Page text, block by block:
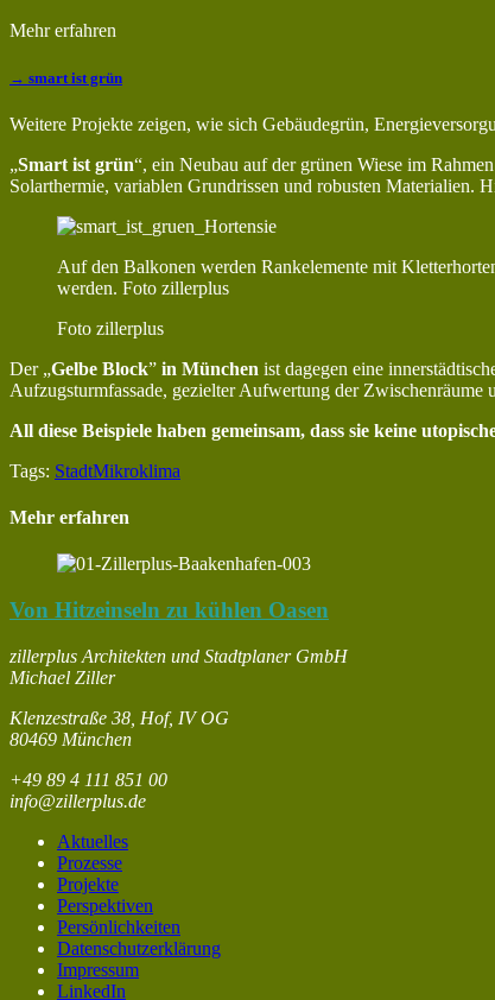
Mehr erfahren
→ smart ist grün
Weitere Projekte zeigen, wie sich Gebäudegrün,
„Smart ist grün“, ein Neubau auf der grünen Wiese im
Solarthermie, variablen Grundrissen und robusten Materialien.
Auf den Balkonen werden Rankelemente mit
werden. Foto zillerplus
Foto zillerplus
Der „Gelbe Block” in München ist dagegen eine
Aufzugsturmfassade, gezielter Aufwertung der Zwischenräume
All diese Beispiele haben gemeinsam, dass sie keine
Tags: StadtMikroklima
Mehr erfahren
Von Hitzeinseln zu kühlen Oasen
zillerplus Architekten und Stadtplaner GmbH
Michael Ziller
Klenzestraße 38, Hof, IV OG
80469 München
+49 89 4 111 851 00
info@zillerplus.de
Aktuelles
Prozesse
Projekte
Perspektiven
Persönlichkeiten
Datenschutzerklärung
Impressum
LinkedIn